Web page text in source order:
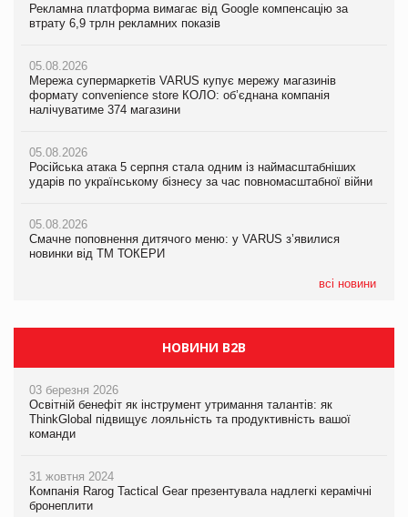
Рекламна платформа вимагає від Google компенсацію за
втрату 6,9 трлн рекламних показів
05.08.2026
Мережа супермаркетів VARUS купує мережу магазинів
формату convenience store КОЛО: об’єднана компанія
налічуватиме 374 магазини
05.08.2026
Російська атака 5 серпня стала одним із наймасштабніших
ударів по українському бізнесу за час повномасштабної війни
05.08.2026
Смачне поповнення дитячого меню: у VARUS з’явилися
новинки від ТМ ТОКЕРИ
всі новини
Рекламна платформа вимагає від Google компенсацію за
втрату 6,9 трлн рекламних показів
05.08.2026
Мережа супермаркетів VARUS купує мережу магазинів
формату convenience store КОЛО: об’єднана компанія
налічуватиме 374 магазини
05.08.2026
Російська атака 5 серпня стала одним із наймасштабніших
ударів по українському бізнесу за час повномасштабної війни
05.08.2026
Смачне поповнення дитячого меню: у VARUS з’явилися
новинки від ТМ ТОКЕРИ
Рекламна платформа вимагає від Google компенсацію за
втрату 6,9 трлн рекламних показів
05.08.2026
Adidas витратила понад $1 млрд на маркетинг за квартал
продуктів
НОВИНИ B2B
03 березня 2026
Освітній бенефіт як інструмент утримання талантів: як
ThinkGlobal підвищує лояльність та продуктивність вашої
команди
31 жовтня 2024
Компанія Rarog Tactical Gear презентувала надлегкі керамічні
бронеплити